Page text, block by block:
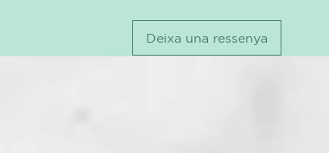
Deixa una ressenya